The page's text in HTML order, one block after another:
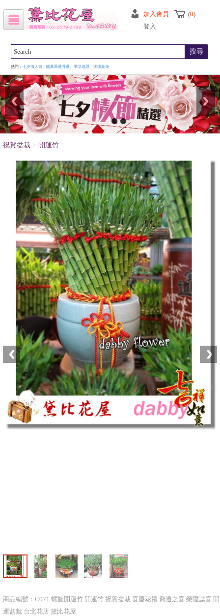
加入會員
登入
(0)
搜尋
熱門：七夕情人節、 開幕喬遷升遷 、弔唁追思、玫瑰花束
祝賀盆栽 > 開運竹
商品編號：C071 螺旋開運竹 開運竹 祝賀盆栽 喜慶花禮 喬遷之喜 榮陞誌喜 開
運盆栽 台北花店 黛比花屋